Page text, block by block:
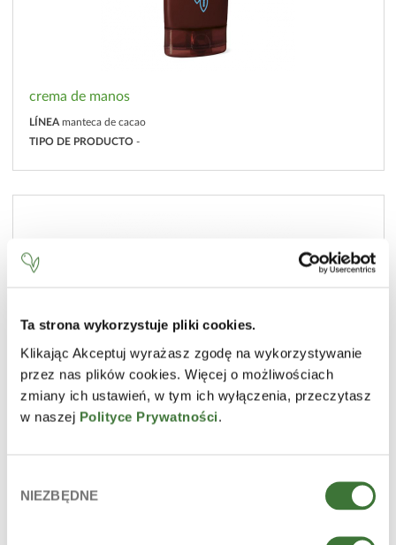
Ta strona wykorzystuje pliki cookies.
Klikając Akceptuj wyrażasz zgodę na wykorzystywanie
przez nas plików cookies. Więcej o możliwościach
zmiany ich ustawień, w tym ich wyłączenia, przeczytasz
w naszej Polityce Prywatności.
zgody
NIEZBĘDNE
crema de manos
LÍNEA manteca de cacao
TIPO DE PRODUCTO -